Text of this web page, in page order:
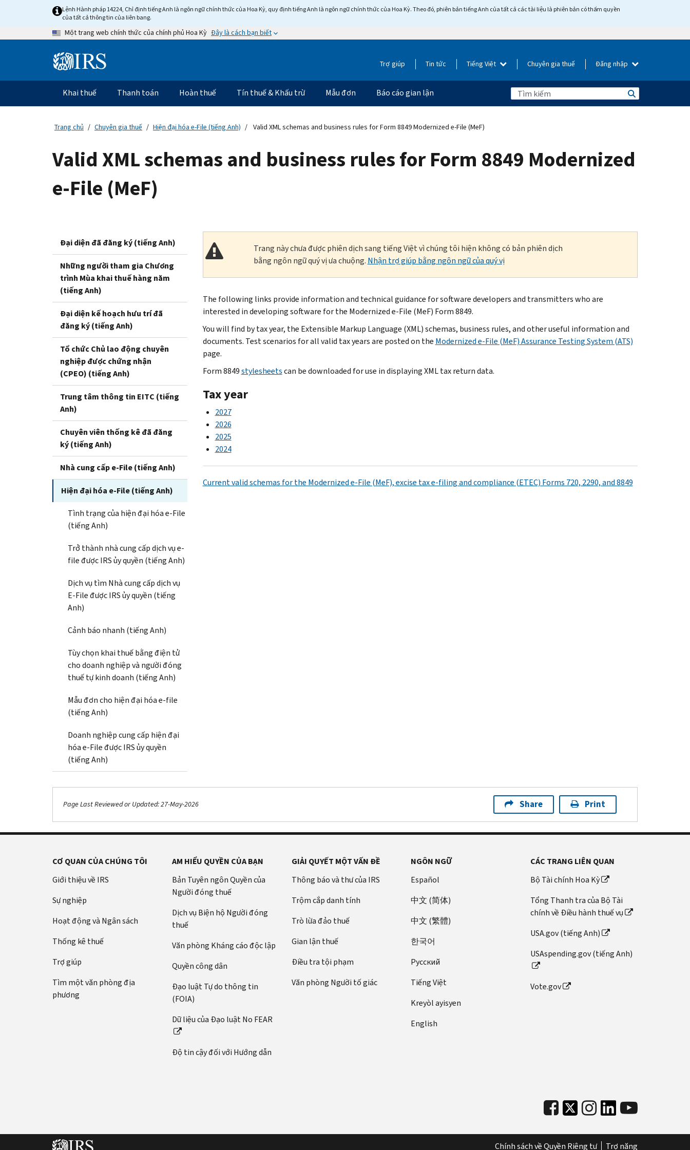
content
Lệnh Hành pháp 14224, Chỉ định tiếng Anh là ngôn ngữ chính thức của Hoa Kỳ, quy định tiếng Anh là ngôn ngữ chính thức của Hoa Kỳ. Theo đó, phiên bản tiếng Anh của tất cả các tài liệu là phiên bản có thẩm quyền
của tất cả thông tin của liên bang.
Một trang web chính thức của chính phủ Hoa Kỳ Đây là cách bạn biết
Information Trợ giúp Tin tức Tiếng Việt Chuyên gia thuế Đăng nhập
Điều
hướng
chính
Khai thuế Thanh toán Hoàn thuế Tín thuế & Khấu trừ Mẫu đơn Báo cáo gian lận
Trang chủ Chuyên gia thuế Hiện đại hóa e-File (tiếng Anh) Valid XML schemas and business rules for Form 8849 Modernized e-File (MeF)
Valid XML schemas and business rules for Form 8849 Modernized
e-File (MeF)
Đại diện đã đăng ký (tiếng Anh)
Những người tham gia Chương
trình Mùa khai thuế hàng năm
(tiếng Anh)
Đại diện kế hoạch hưu trí đã
đăng ký (tiếng Anh)
Tổ chức Chủ lao động chuyên
nghiệp được chứng nhận
(CPEO) (tiếng Anh)
Trung tâm thông tin EITC (tiếng
Anh)
Chuyên viên thống kê đã đăng
ký (tiếng Anh)
Nhà cung cấp e-File (tiếng Anh)
Hiện đại hóa e-File (tiếng Anh)
Tình trạng của hiện đại hóa e-File
(tiếng Anh)
Trở thành nhà cung cấp dịch vụ e-
file được IRS ủy quyền (tiếng Anh)
Dịch vụ tìm Nhà cung cấp dịch vụ
E-File được IRS ủy quyền (tiếng
Anh)
Cảnh báo nhanh (tiếng Anh)
Tùy chọn khai thuế bằng điện tử
cho doanh nghiệp và người đóng
thuế tự kinh doanh (tiếng Anh)
Mẫu đơn cho hiện đại hóa e-file
(tiếng Anh)
Doanh nghiệp cung cấp hiện đại
hóa e-File được IRS ủy quyền
(tiếng Anh)
Trang này chưa được phiên dịch sang tiếng Việt vì chúng tôi hiện không có bản phiên dịch
bằng ngôn ngữ quý vị ưa chuộng. Nhận trợ giúp bằng ngôn ngữ của quý vị
The following links provide information and technical guidance for software developers and transmitters who are
interested in developing software for the Modernized e-File (MeF) Form 8849.
You will find by tax year, the Extensible Markup Language (XML) schemas, business rules, and other useful information and
documents. Test scenarios for all valid tax years are posted on the Modernized e-File (MeF) Assurance Testing System (ATS)
page.
Form 8849stylesheetscan be downloaded for use in displaying XML tax return data.
Tax year
2027
2026
2025
2024
Current valid schemas for the Modernized e-File (MeF), excise tax e-filing and compliance (ETEC) Forms 720, 2290, and 8849
Page Last Reviewed or Updated: 27-May-2026 Share Print
CƠ QUAN CỦA CHÚNG TÔI
Giới thiệu về IRS
Sự nghiệp
Hoạt động và Ngân sách
Thống kê thuế
Trợ giúp
Tìm một văn phòng địa
phương
AM HIỂU QUYỀN CỦA BẠN
Bản Tuyên ngôn Quyền của
Người đóng thuế
Dịch vụ Biện hộ Người đóng
thuế
Văn phòng Kháng cáo độc lập
Quyền công dân
Đạo luật Tự do thông tin
(FOIA)
Dữ liệu của Đạo luật No FEAR
Độ tin cậy đối với Hướng dẫn
GIẢI QUYẾT MỘT VẤN ĐỀ
Thông báo và thư của IRS
Trộm cắp danh tính
Trò lừa đảo thuế
Gian lận thuế
Điều tra tội phạm
Văn phòng Người tố giác
NGÔN NGỮ
Español
中文 (简体)
中文 (繁體)
한국어
Pусский
Tiếng Việt
Kreyòl ayisyen
English
CÁC TRANG LIÊN QUAN
Bộ Tài chính Hoa Kỳ
Tổng Thanh tra của Bộ Tài
chính về Điều hành thuế vụ
USA.gov (tiếng Anh)
USAspending.gov (tiếng Anh)
Vote.gov
Chính sách về Quyền Riêng tư Trợ năng